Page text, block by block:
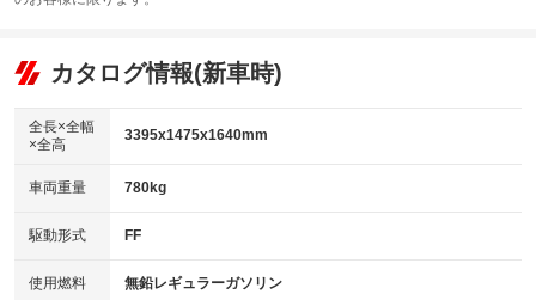
リフトアップ
：装備なし
：装備なし
パワーウィンドウ
アイドリングストップ
：装備あり
USB入力端子
：装備なし
100V電源
：装備なし
ビジュアル
：装備なし
：装備なし
革シート
キーレス
HID(キセノンライト)
：装備なし
バックカメラ
：装備あり
カタログ情報(新車時)
全長×全幅
×全高
3395x1475x1640mm
車両重量 780kg
駆動形式 FF
使用燃料 無鉛レギュラーガソリン